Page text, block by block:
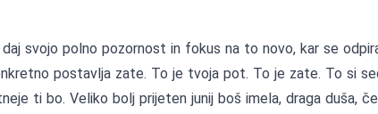
svojo polno pozornost in fokus na to novo, kar se
postavlja zate. To je tvoja pot. To je zate. To si
ti bo. Veliko bolj prijeten junij boš imela, draga duša,